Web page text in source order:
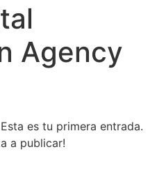
Agency
es tu primera entrada.
a publicar!